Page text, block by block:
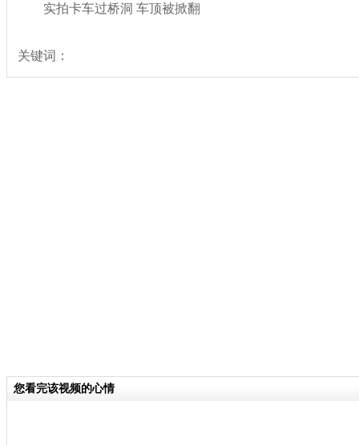
实拍卡车过桥洞 车顶被掀翻
关键词：
您看完该视频的心情